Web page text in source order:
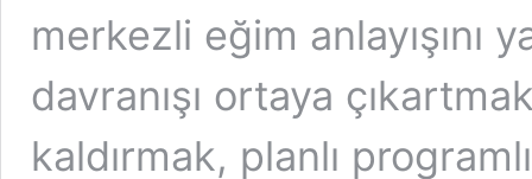
merkezli eğim anlayışını
davranışı ortaya
kaldırmak, planlı